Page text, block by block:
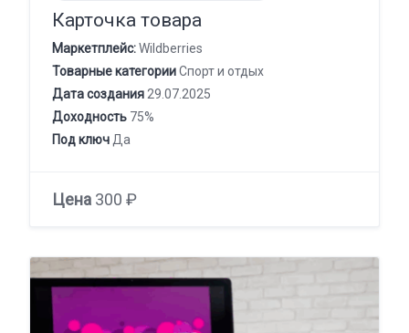
Карточка товара
Маркетплейс:Wildberries
Товарные категорииСпорт и отдых
Дата создания 29.07.2025
Доходность 75%
Под ключ Да
Цена 300 ₽